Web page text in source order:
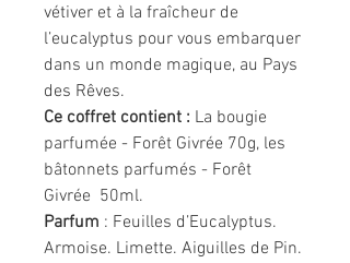
vétiver et à la fraîcheur de
l’eucalyptus pour vous embarquer
dans un monde magique, au Pays
des Rêves.
Ce coffret contient : La bougie
parfumée - Forêt Givrée 70g, les
bâtonnets parfumés - Forêt
Givrée 50ml.
Parfum : Feuilles d’Eucalyptus.
Armoise. Limette. Aiguilles de Pin.